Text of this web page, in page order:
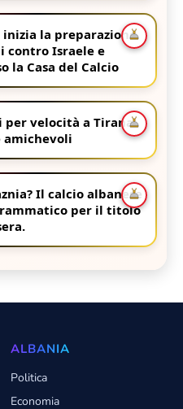
inizia la preparazione
contro Israele e
la Casa del Calcio
per velocità a Tirana
Il calcio albanese
per il titolo
ALBANIA
Politica
Economia